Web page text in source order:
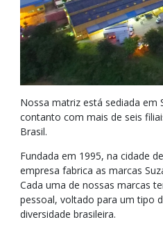
Nossa matriz está sediada em
contanto com mais de seis
Brasil.
Fundada em 1995, na cidade
empresa fabrica as marcas
Cada uma de nossas marcas
pessoal, voltado para um tipo
diversidade brasileira.